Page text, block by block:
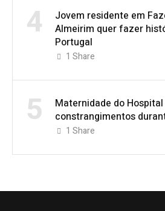
4
Jovem residente em
Almeirim quer fazer
Portugal
1 Share
5
Maternidade do
constrangimentos
1 Share